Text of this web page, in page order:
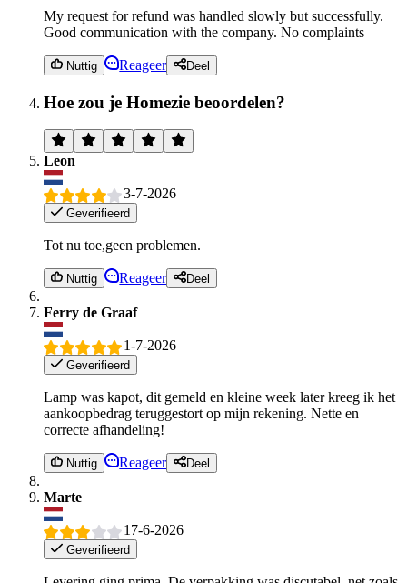
My request for refund was handled slowly but successfully.
Good communication with the company. No complaints
Nuttig Reageer Deel
Hoe zou je Homezie beoordelen?
Leon
3-7-2026
Geverifieerd
Tot nu toe,geen problemen.
Nuttig Reageer Deel
Ferry de Graaf
1-7-2026
Geverifieerd
Lamp was kapot, dit gemeld en kleine week later kreeg ik het
aankoopbedrag teruggestort op mijn rekening. Nette en
correcte afhandeling!
Nuttig Reageer Deel
Marte
17-6-2026
Geverifieerd